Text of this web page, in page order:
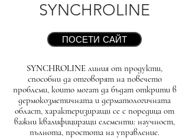
SYNCHROLINE
ПОСЕТИ САЙТ
SYNCHROLINE линия от продукти,
способни да отговорят на повечето
проблеми, които могат да бъдат открити в
дермокозметичната и дерматологичната
област, характеризиращи се с поредица от
важни квалифициращи елементи: научност,
пълнота, простота на управление.